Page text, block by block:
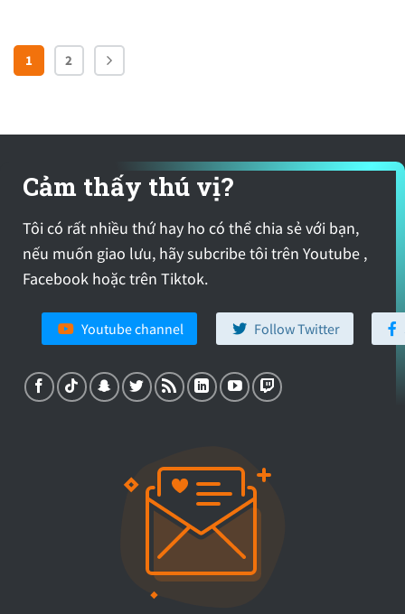
1 2
Cảm thấy thú vị?
Tôi có rất nhiều thứ hay ho có thể chia sẻ với bạn,
nếu muốn giao lưu, hãy subcribe tôi trên Youtube ,
Facebook hoặc trên Tiktok.
Youtube channel Follow Twitter